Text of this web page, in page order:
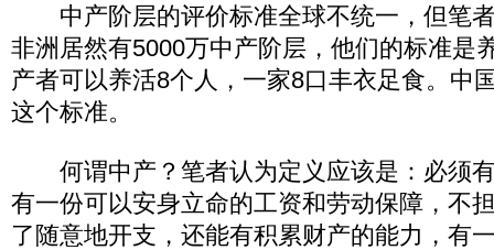
中产阶层的评价标准全球不统一，但笔
非洲居然有5000万中产阶层，他们的标准是
产者可以养活8个人，一家8口丰衣足食。中
这个标准。
何谓中产？笔者认为定义应该是：必须
有一份可以安身立命的工资和劳动保障，不
了随意地开支，还能有积累财产的能力，有